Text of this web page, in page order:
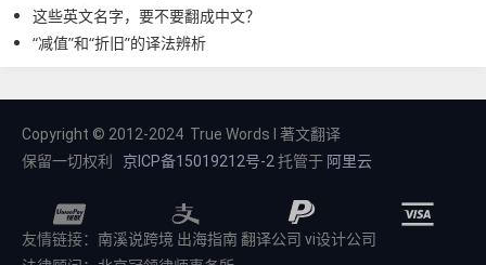
这些英文名字，要不要翻成中文？
“减值”和“折旧”的译法辨析
Copyright © 2012-2024 True Words I 著文翻译
保留一切权利
京ICP备15019212号-2 托管于 阿里云
友情链接： 南溪说跨境 出海指南 翻译公司 vi设计公司